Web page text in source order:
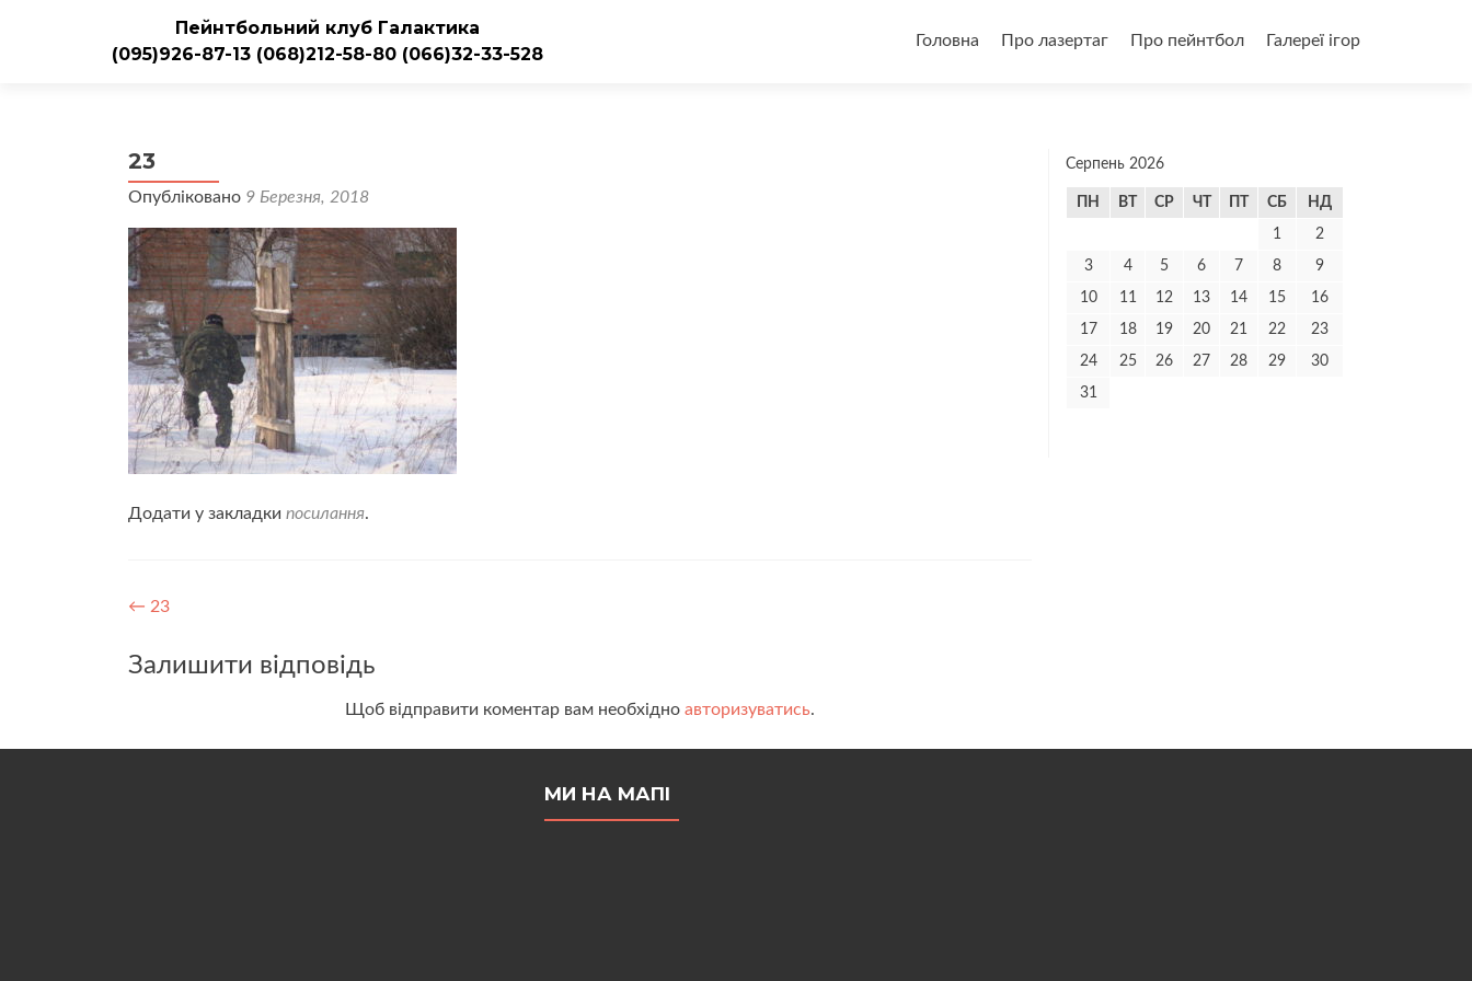
Пейнтбольний клуб Галактика
(095)926-87-13 (068)212-58-80 (066)32-33-528
до
Головна Про лазертаг Про пейнтбол Галереї ігор
23
Опубліковано 9 Березня, 2018
Додати у закладки посилання.
Навігація
записів
← 23
Залишити відповідь
Щоб відправити коментар вам необхідно авторизуватись.
Серпень 2026
ПН ВТ СР ЧТ СБ НД
1 2
3 4 5 6 7 8 9
10 11 12 13 14 15 16
17 18 19 20 21 22 23
24 25 26 27 28 29 30
31
МИ НА МАПІ